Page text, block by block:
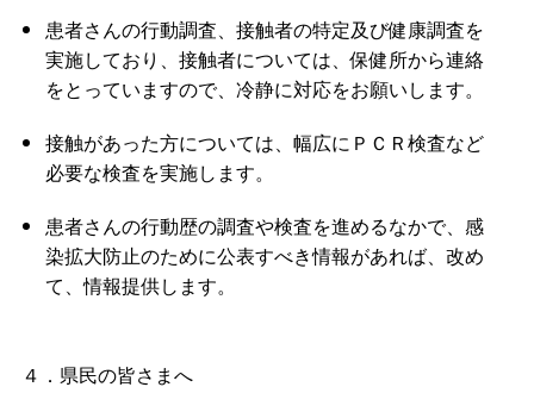
患者さんの行動調査、接触者の特定及び健康調査を
実施しており、接触者については、保健所から連絡
をとっていますので、冷静に対応をお願いします。
接触があった方については、幅広にＰＣＲ検査など
必要な検査を実施します。
患者さんの行動歴の調査や検査を進めるなかで、感
染拡大防止のために公表すべき情報があれば、改め
て、情報提供します。
４．県民の皆さまへ